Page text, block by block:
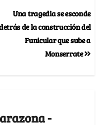
Una tragedia se esconde
de la construcción del
Funicular que sube a
Monserrate
-